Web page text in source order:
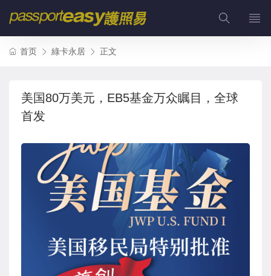
首页 綠卡永居 正文
美国80万美元，EB5基金万众瞩目，全球
首发